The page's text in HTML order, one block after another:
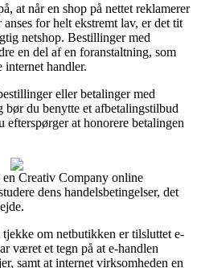
at når en shop på nettet reklamerer
for helt ekstremt lav, er det tit
netshop. Bestillinger med
en del af en foranstaltning, som
internet handler.
eller betalinger med
bør du benytte et afbetalingstilbud
at honorere betalingen
Creativ Company online
dens handelsbetingelser, det
om netbutikken er tilsluttet e-
været et tegn på at e-handlen
samt at internet virksomheden en